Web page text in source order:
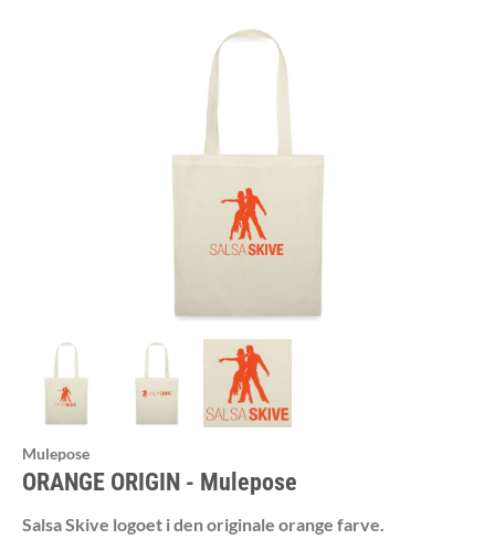
Mulepose
ORANGE ORIGIN Mulepose
Salsa Skive logoet i den originale orange farve.